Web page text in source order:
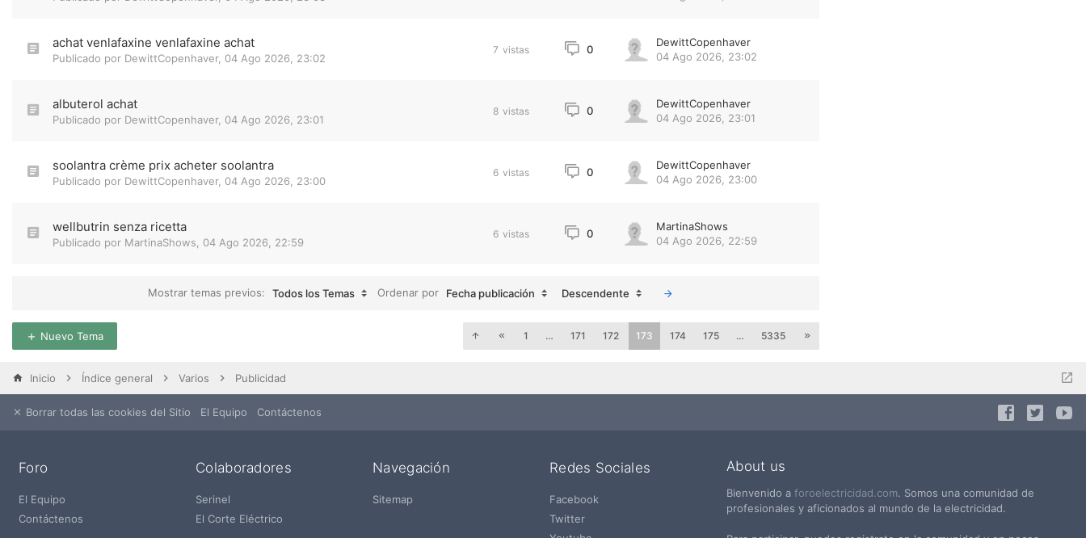
achat venlafaxine venlafaxine achat
Publicado por DewittCopenhaver, 04 Ago 2026, 23:02
7 vistas 0
DewittCopenhaver
04 Ago 2026, 23:02
albuterol achat
Publicado por DewittCopenhaver, 04 Ago 2026, 23:01
8 vistas 0
DewittCopenhaver
04 Ago 2026, 23:01
soolantra crème prix acheter soolantra
Publicado por DewittCopenhaver, 04 Ago 2026, 23:00
6 vistas 0
DewittCopenhaver
04 Ago 2026, 23:00
wellbutrin senza ricetta
Publicado por MartinaShows 04 Ago 2026, 22:59
6 vistas 0
MartinaShows
04 Ago 2026, 22:59
Mostrar temas previos: Todos los Temas Ordenar por Fecha publicación Descendente
Nuevo Tema 1 … 171 172 173 174 175 … 5335
Inicio Índice general Varios Publicidad
Borrar todas las cookies del Sitio El Equipo Contáctenos
Foro
El Equipo
Contáctenos
Colaboradores
Serinel
El Corte Eléctrico
Navegación
Sitemap
Redes Sociales
Facebook
Twitter
About us
Bienvenido a foroelectricidad.com. Somos una comunidad de
profesionales y aficionados al mundo de la electricidad.